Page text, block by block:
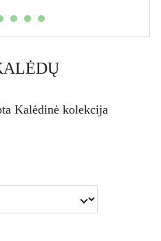
Kalėdinė kolekcija